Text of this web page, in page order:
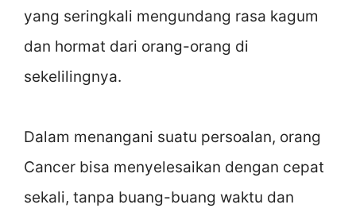
yang seringkali mengundang rasa kagum
dan hormat dari orang-orang di
sekelilingnya.
Dalam menangani suatu persoalan, orang
Cancer bisa menyelesaikan dengan cepat
sekali, tanpa buang-buang waktu dan